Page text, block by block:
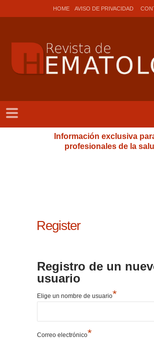
HOME AVISO DE PRIVACIDAD
Información exclusiva
profesionales de la
Register
Registro de un
usuario
Elige un nombre de usuario*
Correo electrónico*